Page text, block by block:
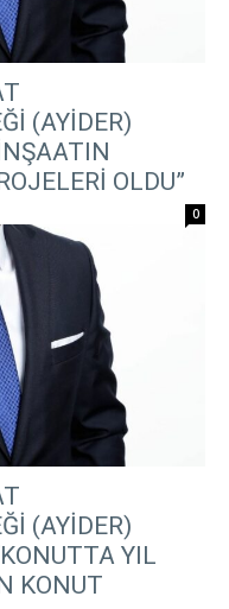
(AYİDER)
OLDU”
0
(AYİDER)
YIL
KONUT